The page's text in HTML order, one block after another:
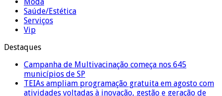
Saúde/Estética
Serviços
Vip
Destaques
Campanha de Multivacinação começa nos 645
municípios de SP
TEIAs ampliam programação gratuita em agosto com
atividades voltadas à inovação, gestão e geração de